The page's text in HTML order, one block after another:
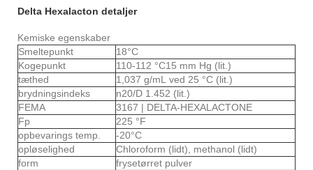
Delta Hexalacton detaljer
Kemiske egenskaber
Smeltepunkt
18°C
Kogepunkt
110-112 °C15 mm Hg (lit.)
tæthed
1,037 g/mL ved 25 °C (lit.)
brydningsindeks
n20/D 1.452 (lit.)
FEMA
3167 | DELTA-HEXALACTONE
Fp
225 °F
opbevarings temp.
-20°C
opløselighed
Chloroform (lidt), methanol (lidt)
form
frysetørret pulver